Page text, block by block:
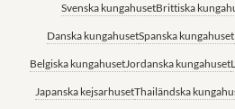
Svenska kungahusetBrittiska
Danska kungahusetSpanska kungahuset
Belgiska kungahusetJordanska kungahuset
Japanska kejsarhusetThailändska